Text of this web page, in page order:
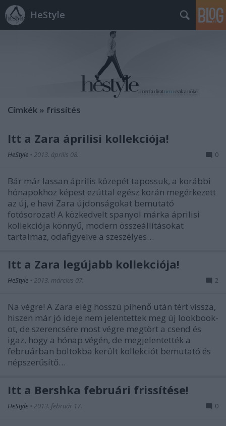
HeStyle
Címkék » frissítés
Itt a Zara áprilisi kollekciója!
HeStyle • 2013. április 08. 0
Bár már lassan április közepét tapossuk, a korábbi
hónapokhoz képest ezúttal egész korán megérkezett
az új, e havi Zara újdonságokat bemutató
fotósorozat! A közkedvelt spanyol márka áprilisi
kollekciója könnyű, modern összeállításokat
tartalmaz, odafigyelve a szeszélyes…
Itt a Zara legújabb kollekciója!
HeStyle • 2013. március 07. 2
Na végre! A Zara elég hosszú pihenő után tért vissza,
hiszen már jó ideje nem jelentettek meg új lookbook-
ot, de szerencsére most végre megtört a csend és
igaz, hogy a hónap végén, de megjelentették a
februárban boltokba került kollekciót bemutató és
népszerűsítő…
Itt a Bershka februári frissítése!
HeStyle • 2013. február 17. 0